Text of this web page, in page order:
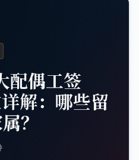
配偶工签
解：哪些留
？